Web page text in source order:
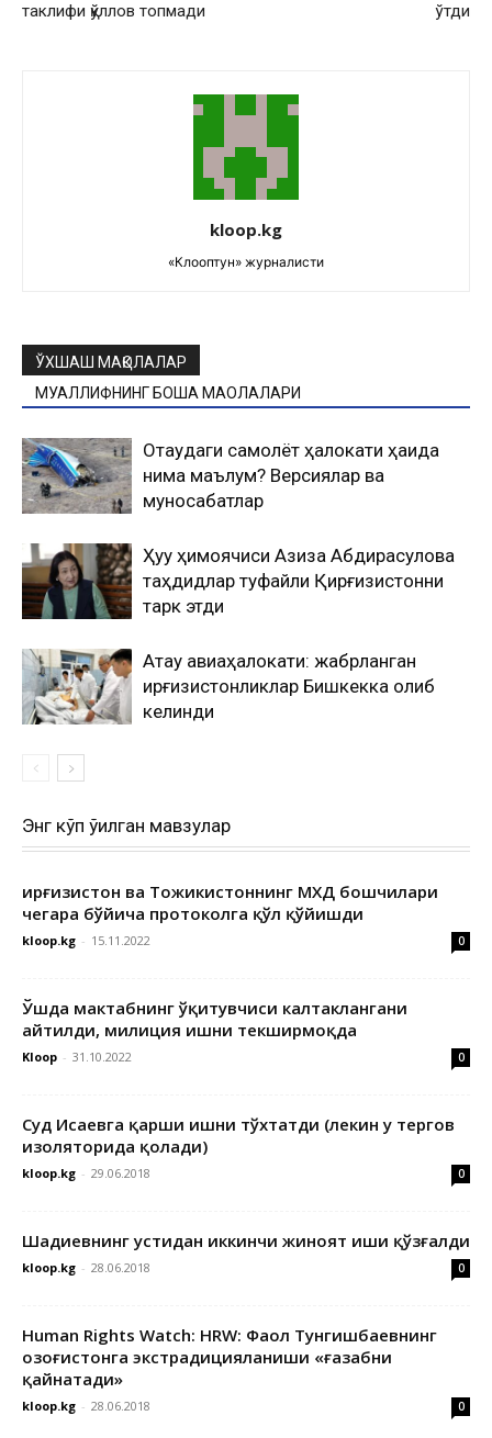
таклифи қўллов топмади
ўтди
kloop.kg
«Клооптун» журналисти
ЎХШАШ МАҚОЛАЛАР
МУАЛЛИФНИНГ БОШҚА МАҚОЛАЛАРИ
Оқтаудаги самолёт ҳалокати ҳақида
нима маълум? Версиялар ва
муносабатлар
Ҳуқуқ ҳимоячиси Азиза Абдирасулова
таҳдидлар туфайли Қирғизистонни
тарк этди
Ақтау авиаҳалокати: жабрланган
қирғизистонликлар Бишкекка олиб
келинди
Энг кўп ўқилган мавзулар
Қирғизистон ва Тожикистоннинг МХДҚ бошчилари
чегара бўйича протоколга қўл қўйишди
kloop.kg - 15.11.2022 0
Ўшда мактабнинг ўқитувчиси калтаклангани
айтилди, милиция ишни текширмоқда
Kloop - 31.10.2022 0
Суд Исаевга қарши ишни тўхтатди (лекин у тергов
изоляторида қолади)
kloop.kg - 29.06.2018 0
Шадиевнинг устидан иккинчи жиноят иши қўзғалди
kloop.kg - 28.06.2018 0
Human Rights Watch: HRW: Фаол Тунгишбаевнинг
Қозоғистонга экстрадицияланиши «ғазабни
қайнатади»
kloop.kg - 28.06.2018 0